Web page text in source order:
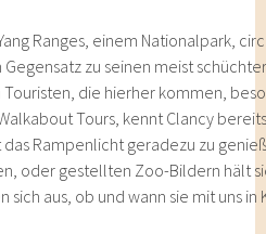
Ranges, einem Nationalpark,
zu seinen meist
die hierher kommen,
Tours, kennt Clancy
das Rampenlicht geradezu zu
oder gestellten Zoo-Bildern hält
sich aus, ob und wann sie mit uns